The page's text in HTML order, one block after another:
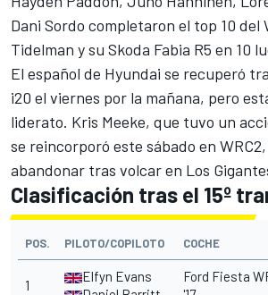
Dani Sordo completaron el top 10 del
Tidelman y su Skoda Fabia R5 en 10
El español de Hyundai se recuperó
i20 el viernes por la mañana, pero
liderato. Kris Meeke, que tuvo un
se reincorporó este sábado en
abandonar tras volcar en Los
Clasificación tras el 15º
POS. PILOTO/COPILOTO COCHE
1
Elfyn Evans
Ford Fiesta